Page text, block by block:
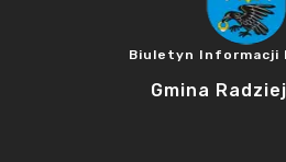
Biuletyn Informacji
Gmina